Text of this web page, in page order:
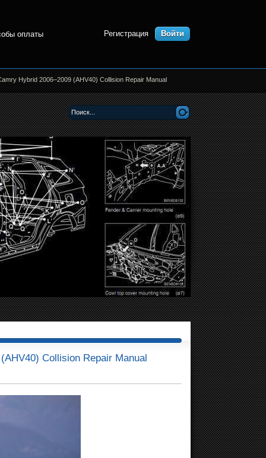
оплаты Регистрация Войти
Hybrid 2006–2009 (AHV40) Collision Repair Manual
Collision Repair Manual